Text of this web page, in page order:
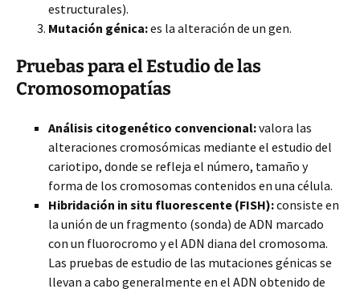
estructurales).
Mutación génica:es la alteración de un gen.
Pruebas para el Estudio de las
Cromosomopatías
Análisis citogenético convencional:valora las
alteraciones cromosómicas mediante el estudio del
cariotipo, donde se refleja el número, tamaño y
forma de los cromosomas contenidos en una célula.
Hibridación in situ fluorescente (FISH):consiste en
la unión de un fragmento (sonda) de ADN marcado
con un fluorocromo y el ADN diana del cromosoma.
Las pruebas de estudio de las mutaciones génicas se
llevan a cabo generalmente en el ADN obtenido de